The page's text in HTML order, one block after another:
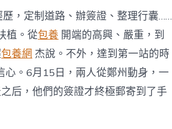
，定制道路、辦簽證、整理行囊……
植。從包養 開端的高興、嚴重，到
包養網 杰說。不外，達到第一站的時
心。6月15日，兩人從鄭州動身，一
后，他們的簽證才終極郵寄到了手